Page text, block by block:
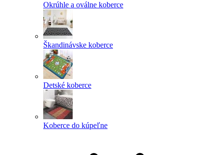
Okrúhle a oválne koberce
Škandinávske koberce
Detské koberce
Koberce do kúpeľne